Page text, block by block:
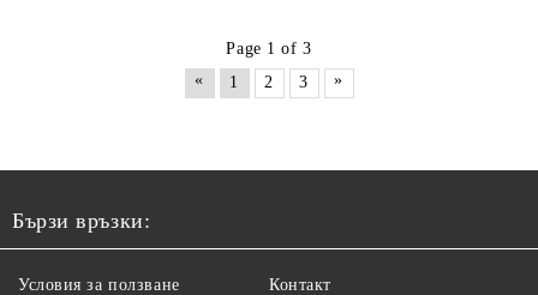
Page 1 of 3
«
1 2 3 »
Бързи връзки:
Условия за ползване Контакт